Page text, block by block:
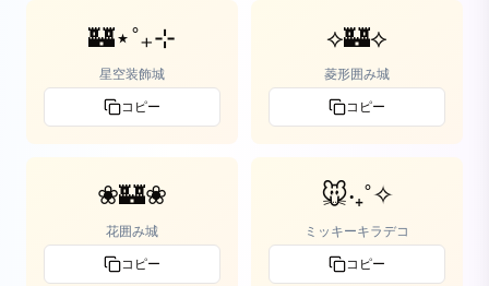
🏰⋆˚₊⊹
星空装飾城
コピー
⟡🏰⟡
菱形囲み城
コピー
❀🏰❀
花囲み城
コピー
🐭‧₊˚✧
ミッキーキラデコ
コピー